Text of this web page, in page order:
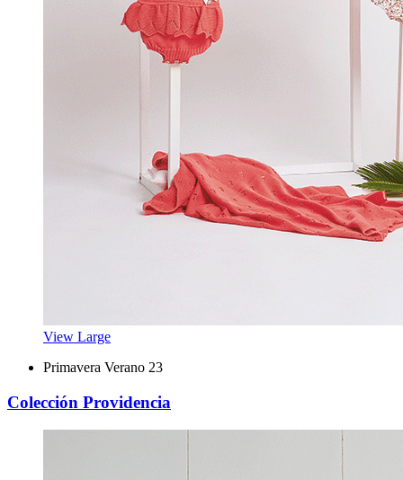
View Large
Primavera Verano 23
Colección Providencia